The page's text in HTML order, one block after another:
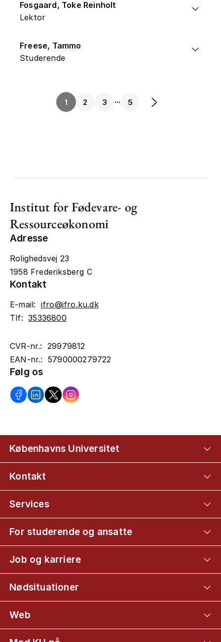
Fosgaard, Toke Reinholt
Lektor
Freese, Tammo
Studerende
1 2 3 ... 5 Næste
Institut for Fødevare- og
Ressourceøkonomi
Adresse
Rolighedsvej 23
1958 Frederiksberg C
Kontakt
E-mail: ifro@ifro.ku.dk
Tlf:35336800
CVR-nr.: 29979812
EAN-nr.: 5790000279722
Følg os
Københavns Universitet
Kontakt
Services
For studerende og ansatte
Job og karriere
Nødsituationer
Web